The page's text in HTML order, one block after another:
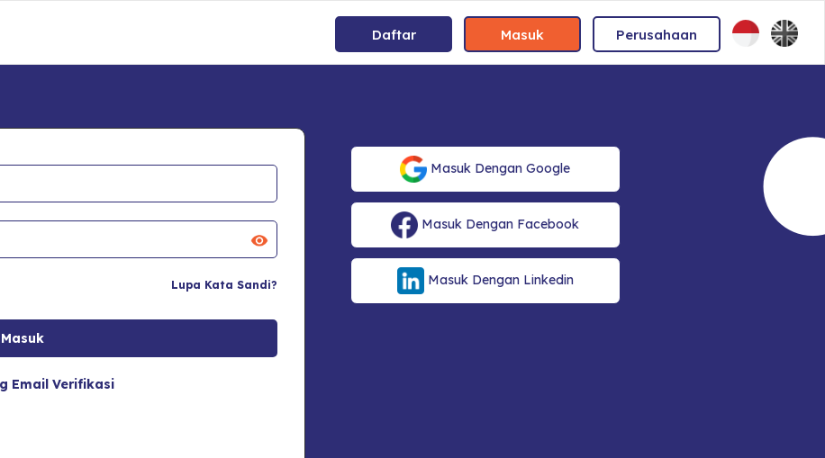
Daftar Masuk Perusahaan
Lupa Kata Sandi?
Email Verifikasi
Masuk Dengan Google
Masuk Dengan Facebook
Masuk Dengan Linkedin